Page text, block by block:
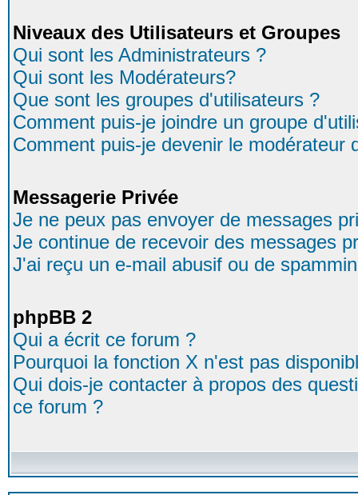
Niveaux des Utilisateurs et Groupes
Qui sont les Administrateurs ?
Qui sont les Modérateurs?
Que sont les groupes d'utilisateurs ?
Comment puis-je joindre un groupe
Comment puis-je devenir le modérateur
Messagerie Privée
Je ne peux pas envoyer de messages
Je continue de recevoir des messages
J'ai reçu un e-mail abusif ou de
phpBB 2
Qui a écrit ce forum ?
Pourquoi la fonction X n'est pas
Qui dois-je contacter à propos des
ce forum ?